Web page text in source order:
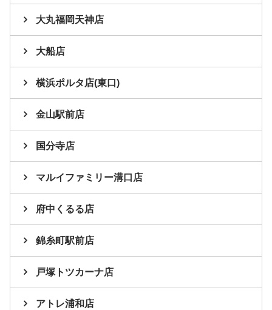
大丸福岡天神店
大船店
横浜ポルタ店(東口)
金山駅前店
国分寺店
マルイファミリー溝口店
府中くるる店
錦糸町駅前店
戸塚トツカーナ店
アトレ浦和店